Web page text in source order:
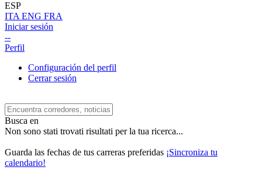
ESP
ITA ENG FRA
Iniciar sesión
--
Perfil
Configuración del perfil
Cerrar sesión
Busca en
Non sono stati trovati risultati per la tua ricerca...
Guarda las fechas de tus carreras preferidas ¡Sincroniza tu
calendario!